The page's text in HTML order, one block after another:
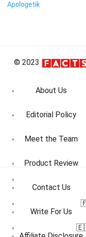
Apologetik
© 2023
About Us
Editorial Policy
Meet the Team
Product Review
Contact Us
Write For Us